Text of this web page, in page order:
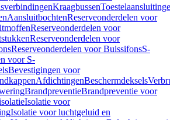
Kraagbussen
AansluitbochtenReserveonderdelen voor
Reserveonderdelen voor
Reserveonderdelen voor
Reserveonderdelen voor BuissifonsS-
voor S-
Bevestigingen voor
AfdichtingenBeschermdeksels
BrandpreventieBrandpreventie voor
Isolatie voor
Isolatie voor luchtgeluid en